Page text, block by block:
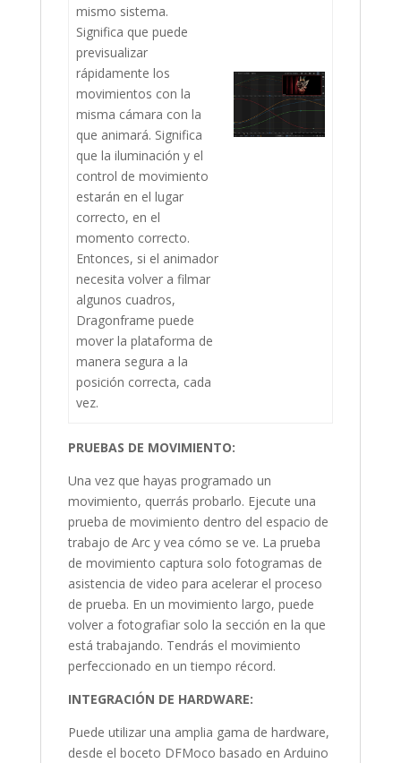
mismo sistema.
Significa que puede
previsualizar
rápidamente los
movimientos con la
misma cámara con la
que animará. Significa
que la iluminación y el
control de movimiento
estarán en el lugar
correcto, en el
momento correcto.
Entonces, si el animador
necesita volver a filmar
algunos cuadros,
Dragonframe puede
mover la plataforma de
manera segura a la
posición correcta, cada
vez.
PRUEBAS DE MOVIMIENTO:
Una vez que hayas programado un
movimiento, querrás probarlo. Ejecute una
prueba de movimiento dentro del espacio de
trabajo de Arc y vea cómo se ve. La prueba
de movimiento captura solo fotogramas de
asistencia de video para acelerar el proceso
de prueba. En un movimiento largo, puede
volver a fotografiar solo la sección en la que
está trabajando. Tendrás el movimiento
perfeccionado en un tiempo récord.
INTEGRACIÓN DE HARDWARE:
Puede utilizar una amplia gama de hardware,
desde el boceto DFMoco basado en Arduino